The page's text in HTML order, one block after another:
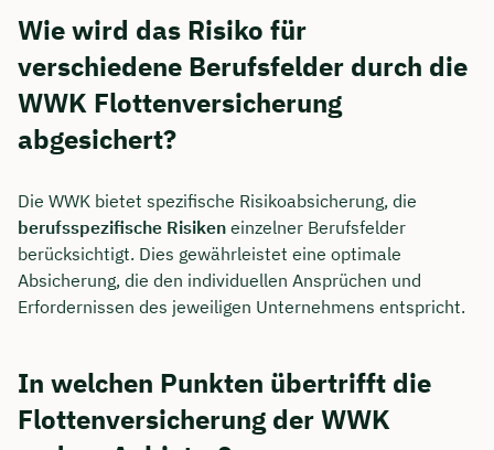
Wie wird das Risiko für
verschiedene Berufsfelder durch die
WWK Flottenversicherung
abgesichert?
Die WWK bietet spezifische Risikoabsicherung, die
berufsspezifische Risiken einzelner Berufsfelder
berücksichtigt. Dies gewährleistet eine optimale
Absicherung, die den individuellen Ansprüchen und
Erfordernissen des jeweiligen Unternehmens entspricht.
In welchen Punkten übertrifft die
Flottenversicherung der WWK